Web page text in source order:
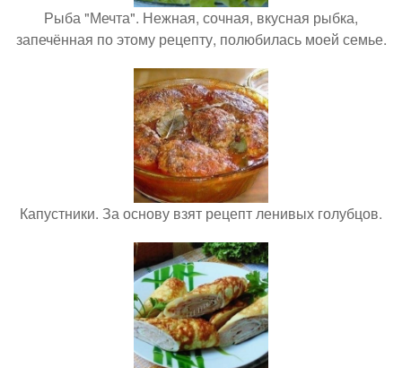
Рыба "Мечта". Нежная, сочная, вкусная рыбка,
запечённая по этому рецепту, полюбилась моей семье.
Капустники. За основу взят рецепт ленивых голубцов.